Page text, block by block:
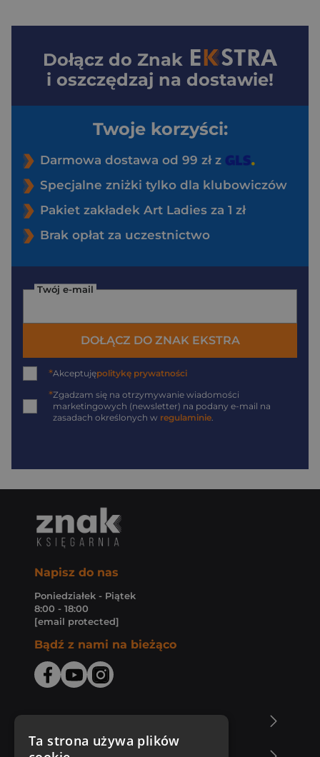
Dołącz do Znak
i oszczędzaj na dostawie!
Twoje korzyści:
Darmowa dostawa od 99 zł z
Specjalne zniżki tylko dla klubowiczów
Pakiet zakładek Art Ladies za 1 zł
Brak opłat za uczestnictwo
Twój e-mail
DOŁĄCZ DO ZNAK EKSTRA
*Akceptujępolitykę prywatności
*Zgadzam się na otrzymywanie wiadomości
marketingowych (newsletter) na podany e-mail na
zasadach określonych w regulaminie
Napisz do nas
Poniedziałek - Piątek
8:00 - 18:00
[email protected]
Bądź z nami na bieżąco
Ta strona używa plików